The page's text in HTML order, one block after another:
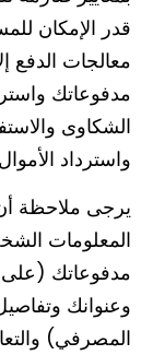
قدر الإمكان
معالجات الدفع
مدفوعاتك
الشكاوى
واسترداد
يرجى ملاحظة
المعلومات
مدفوعاتك (على
وعنوانك
المصرفي)